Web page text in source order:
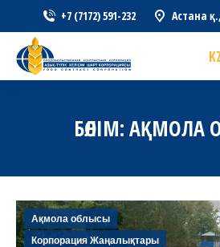
+7 (7172) 591-232 Астана
БӨЛІМ:АҚМОЛА
Ақмола облысы
Корпорация Жаңалықтары